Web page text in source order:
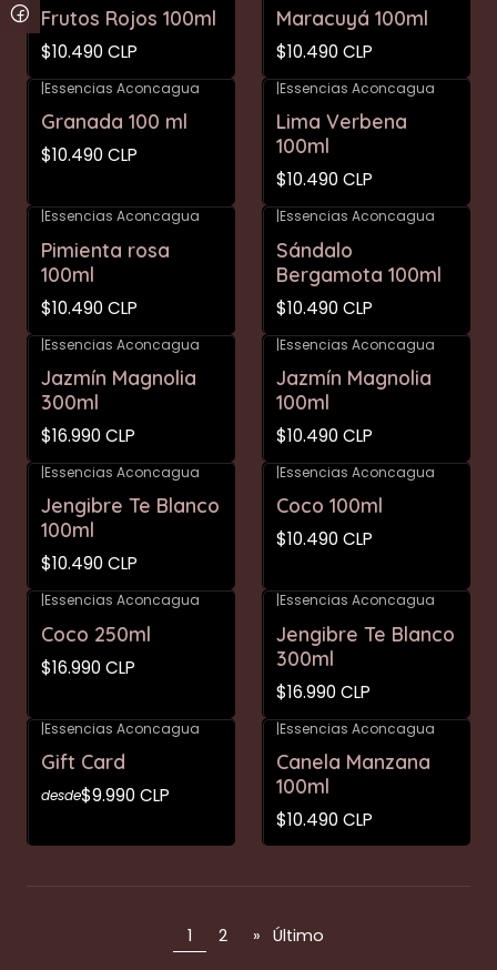
Frutos Rojos 100ml
$10.490 CLP
Maracuyá 100ml
$10.490 CLP
|Essencias Aconcagua
Granada 100 ml
$10.490 CLP
|Essencias Aconcagua
Lima Verbena
100ml
$10.490 CLP
|Essencias Aconcagua
Pimienta rosa
100ml
$10.490 CLP
|Essencias Aconcagua
Sándalo
Bergamota 100ml
$10.490 CLP
|Essencias Aconcagua
Jazmín Magnolia
300ml
$16.990 CLP
|Essencias Aconcagua
Jazmín Magnolia
100ml
$10.490 CLP
|Essencias Aconcagua
Jengibre Te Blanco
100ml
$10.490 CLP
|Essencias Aconcagua
Coco 100ml
$10.490 CLP
Essencias Aconcagua
Coco 250ml
$16.990 CLP
Essencias Aconcagua
Jengibre Te Blanco
300ml
$16.990 CLP
|Essencias Aconcagua
Gift Card
desde$9.990 CLP
|Essencias Aconcagua
Canela Manzana
100ml
$10.490 CLP
1 2 » Último